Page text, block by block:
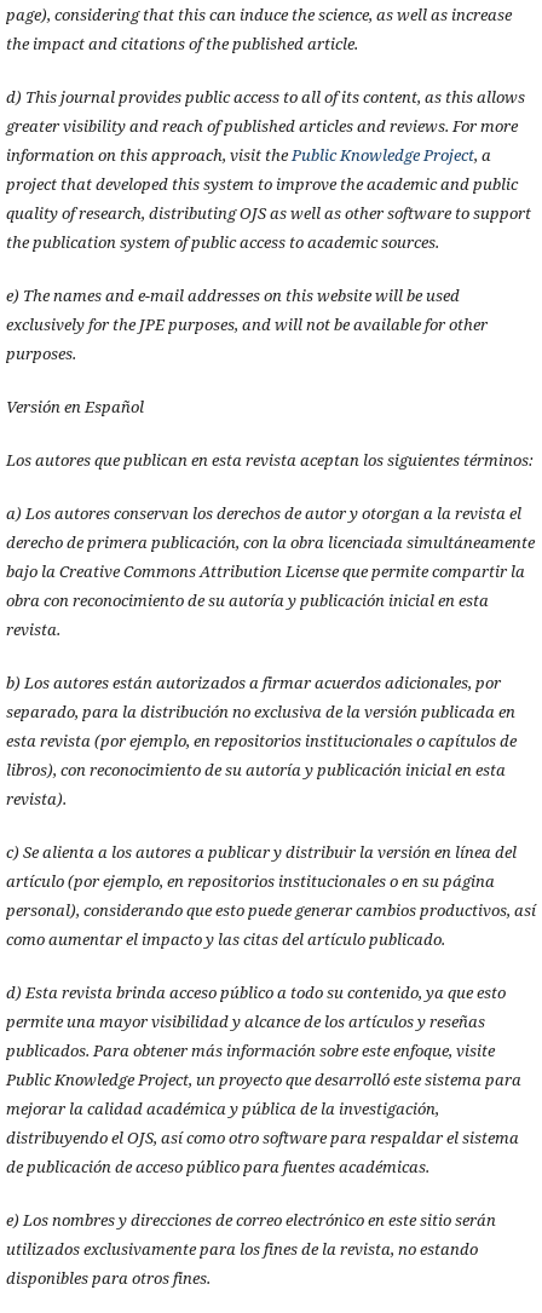
page), considering that this can induce the science, as well as increase
the impact and citations of the published article.
d) This journal provides public access to all of its content, as this allows
greater visibility and reach of published articles and reviews. For more
information on this approach, visit thePublic Knowledge Project, a
project that developed this system to improve the academic and public
quality of research, distributing OJS as well as other software to support
the publication system of public access to academic sources.
e) The names and e-mail addresses on this website will be used
exclusively for the JPE purposes, and will not be available for other
purposes.
Versión en Español
Los autores que publican en esta revista aceptan los siguientes términos:
a) Los autores conservan los derechos de autor y otorgan a la revista el
derecho de primera publicación, con la obra licenciada simultáneamente
bajo la Creative Commons Attribution License que permite compartir la
obra con reconocimiento de su autoría y publicación inicial en esta
revista.
b) Los autores están autorizados a firmar acuerdos adicionales, por
separado, para la distribución no exclusiva de la versión publicada en
esta revista (por ejemplo, en repositorios institucionales o capítulos de
libros), con reconocimiento de su autoría y publicación inicial en esta
revista).
c) Se alienta a los autores a publicar y distribuir la versión en línea del
artículo (por ejemplo, en repositorios institucionales o en su página
personal), considerando que esto puede generar cambios productivos, así
como aumentar el impacto y las citas del artículo publicado.
d) Esta revista brinda acceso público a todo su contenido, ya que esto
permite una mayor visibilidad y alcance de los artículos y reseñas
publicados. Para obtener más información sobre este enfoque, visite
Public Knowledge Project, un proyecto que desarrolló este sistema para
mejorar la calidad académica y pública de la investigación,
distribuyendo el OJS, así como otro software para respaldar el sistema
de publicación de acceso público para fuentes académicas.
e) Los nombres y direcciones de correo electrónico en este sitio serán
utilizados exclusivamente para los fines de la revista, no estando
disponibles para otros fines.